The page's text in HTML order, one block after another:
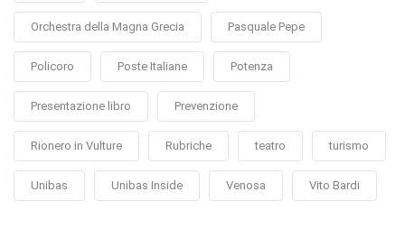
Orchestra della Magna Grecia Pasquale Pepe
Policoro Poste Italiane Potenza
Presentazione libro Prevenzione
Rionero in Vulture Rubriche teatro turismo
Unibas Unibas Inside Venosa Vito Bardi